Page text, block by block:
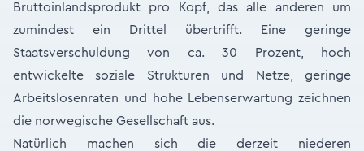
Bruttoinlandsprodukt pro Kopf, das alle anderen um
zumindest ein Drittel übertrifft. Eine geringe
Staatsverschuldung von ca. 30 Prozent, hoch
entwickelte soziale Strukturen und Netze, geringe
Arbeitslosenraten und hohe Lebenserwartung zeichnen
die norwegische Gesellschaft aus.
Natürlich machen sich die derzeit niederen